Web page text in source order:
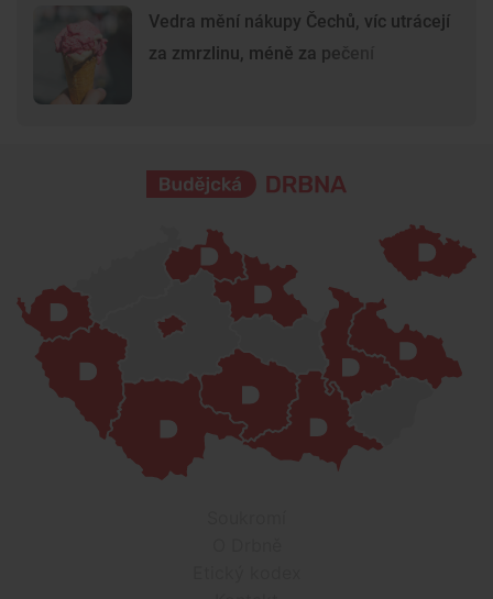
Vedra mění nákupy Čechů, víc utrácejí
za zmrzlinu, méně za pečení